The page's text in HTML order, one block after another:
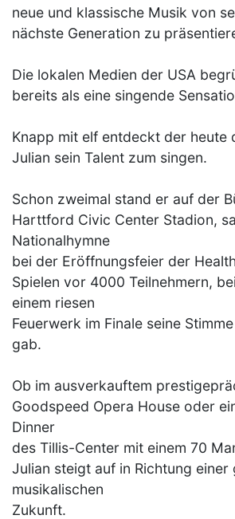
neue und klassische Musik von
nächste Generation zu
Die lokalen Medien der USA
bereits als eine singende
Knapp mit elf entdeckt der heute
Julian sein Talent zum singen.
Schon zweimal stand er auf der
Harttford Civic Center Stadion,
Nationalhymne
bei der Eröffnungsfeier der
Spielen vor 4000 Teilnehmern,
einem riesen
Feuerwerk im Finale seine
gab.
Ob im ausverkauftem
Goodspeed Opera House oder
Dinner
des Tillis-Center mit einem 70
Julian steigt auf in Richtung einer
musikalischen
Zukunft.